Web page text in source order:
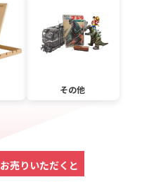
その他
お売りいただくと